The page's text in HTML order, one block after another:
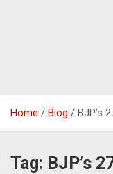
Home Blog BJP’s
Tag: BJP’s